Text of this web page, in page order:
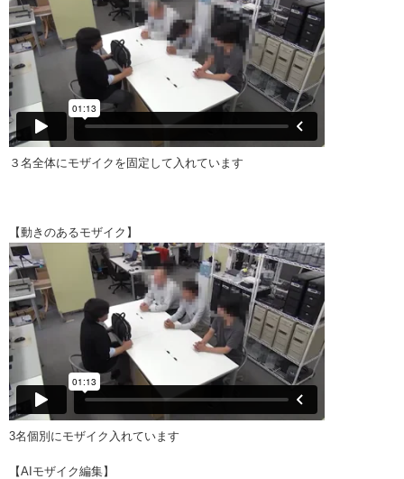
３名全体にモザイクを固定して入れています
【動きのあるモザイク】
3名個別にモザイク入れています
【AIモザイク編集】